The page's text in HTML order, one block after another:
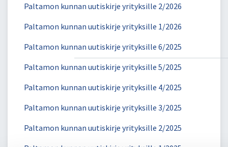
Paltamon kunnan uutiskirje yrityksille 2/2026
Paltamon kunnan uutiskirje yrityksille 1/2026
Paltamon kunnan uutiskirje yrityksille 6/2025
Paltamon kunnan uutiskirje yrityksille 5/2025
Paltamon kunnan uutiskirje yrityksille 4/2025
Paltamon kunnan uutiskirje yrityksille 3/2025
Paltamon kunnan uutiskirje yrityksille 2/2025